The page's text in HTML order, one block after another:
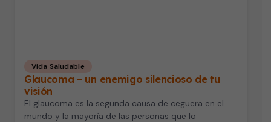
Vida Saludable
Glaucoma – un enemigo silencioso de tu
visión
El glaucoma es la segunda causa de ceguera en el
mundo y la mayoría de las personas que lo